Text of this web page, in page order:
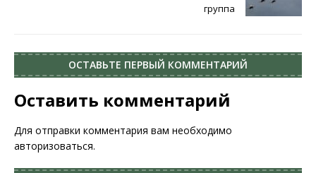
группа
ОСТАВЬТЕ ПЕРВЫЙ КОММЕНТАРИЙ
Оставить комментарий
Для отправки комментария вам необходимо
авторизоваться.